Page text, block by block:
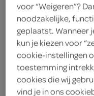
1 eetlepel
1 eetlepel zeezout
1 ei
2 eetlepels olijfolie
voor “Weigeren”?
noodzakelijke,
geplaatst. Wanneer
kun je kiezen voor
cookie-instellingen
toestemming
cookies die wij
vind je in ons